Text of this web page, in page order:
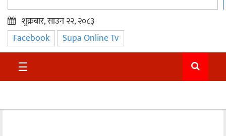
प्रमुख
समाचार
सुदुर
शुक्रबार, साउन २२, २०८३
Facebook Supa Online Tv
☰